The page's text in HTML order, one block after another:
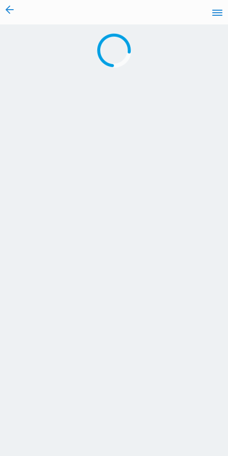
vai al contenuto
Caricamento in corso...